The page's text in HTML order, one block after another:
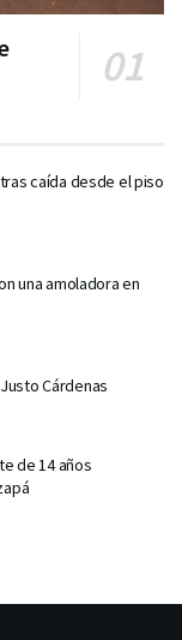
caída desde el piso
una amoladora en
Cárdenas
de 14 años